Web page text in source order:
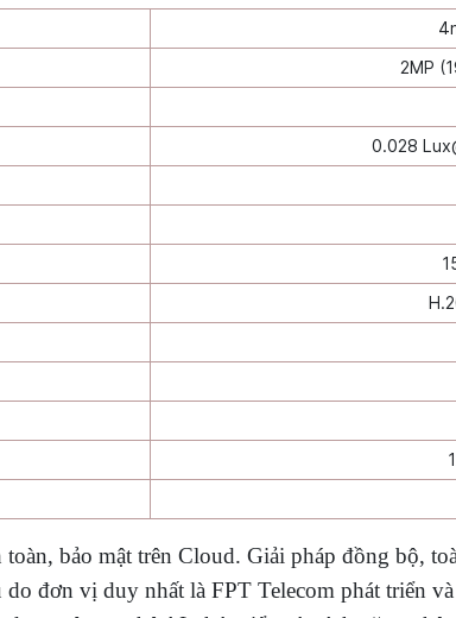
2MP
0.028
bảo mật trên Cloud. Giải pháp đồng bộ,
đơn vị duy nhất là FPT Telecom phát triển